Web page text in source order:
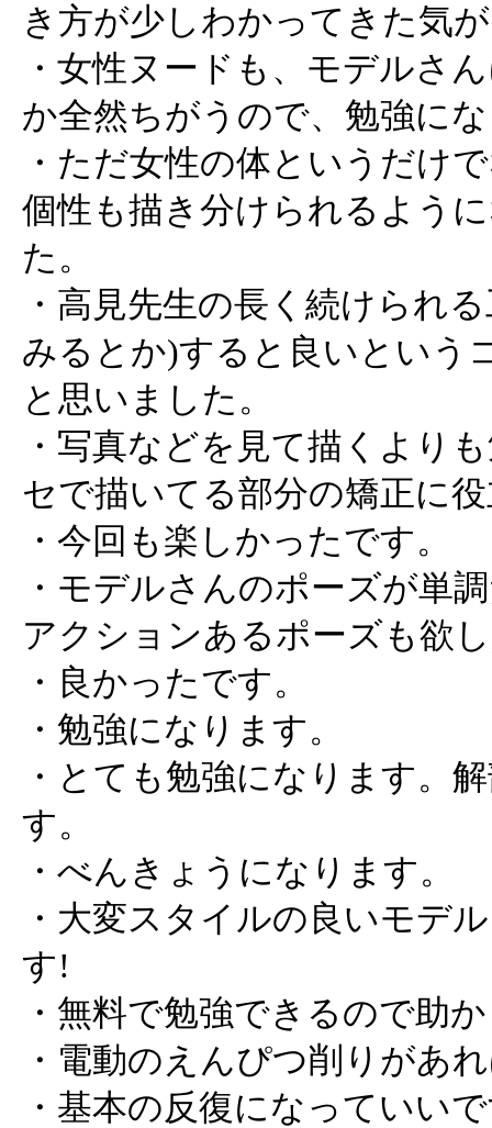
き方が少しわかってきた気
・女性ヌードも、モデルさ
か全然ちがうので、勉強に
・ただ女性の体というだけ
個性も描き分けられるよう
た。
・高見先生の長く続けられ
みるとか)すると良いという
と思いました。
・写真などを見て描くより
セで描いてる部分の矯正に
・今回も楽しかったです。
・モデルさんのポーズが単
アクションあるポーズも欲
・良かったです。
・勉強になります。
・とても勉強になります。
す。
・べんきょうになります。
・大変スタイルの良いモデ
す!
・無料で勉強できるので助
・電動のえんぴつ削りがあ
・基本の反復になっていい